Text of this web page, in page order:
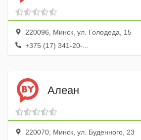
220096, Минск, ул. Голодеда, 15
+375 (17) 341-20-...
Алеан
220070, Минск, ул. Буденного, 23